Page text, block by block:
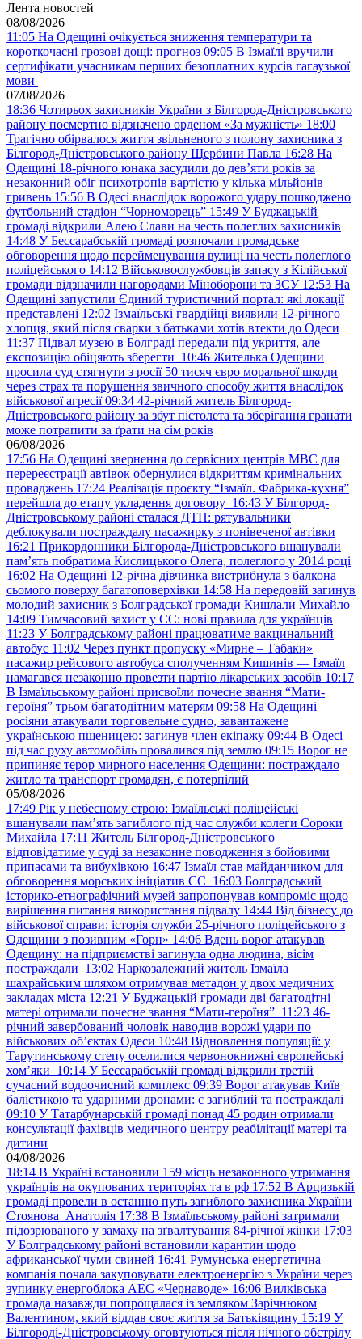
Лента новостей
08/08/2026
11:05 На Одещині очікується зниження температури та
короткочасні грозові дощі: прогноз 09:05 В Ізмаїлі вручили
сертифікати учасникам перших безоплатних курсів гагаузької
мови
07/08/2026
18:36 Чотирьох захисників України з Білгород-Дністровського
району посмертно відзначено орденом «За мужність» 18:00
Трагічно обірвалося життя звільненого з полону захисника з
Білгород-Дністровського району Щербини Павла 16:28 На
Одещині 18-річного юнака засудили до дев’яти років за
незаконний обіг психотропів вартістю у кілька мільйонів
гривень 15:56 В Одесі внаслідок ворожого удару пошкоджено
футбольний стадіон “Чорноморець” 15:49 У Буджацькій
громаді відкрили Алею Слави на честь полеглих захисників
14:48 У Бессарабській громаді розпочали громадське
обговорення щодо перейменування вулиці на честь полеглого
поліцейського 14:12 Військовослужбовців запасу з Кілійської
громади відзначили нагородами Міноборони та ЗСУ 12:53 На
Одещині запустили Єдиний туристичний портал: які локації
представлені 12:02 Ізмаїльські гвардійці виявили 12-річного
хлопця, який після сварки з батьками хотів втекти до Одеси
11:37 Підвал музею в Болграді передали під укриття, але
експозицію обіцяють зберегти 10:46 Жителька Одещини
просила суд стягнути з росії 50 тисяч євро моральної шкоди
через страх та порушення звичного способу життя внаслідок
військової агресії 09:34 42-річний житель Білгород-
Дністровського району за збут пістолета та зберігання гранати
може потрапити за ґрати на сім років
06/08/2026
17:56 На Одещині звернення до сервісних центрів МВС для
перереєстрації автівок обернулися відкриттям кримінальних
проваджень 17:24 Реалізація проєкту “Ізмаїл. Фабрика-кухня”
перейшла до етапу укладення договору 16:43 У Білгород-
Дністровському районі сталася ДТП: рятувальники
деблокували постраждалу пасажирку з понівеченої автівки
16:21 Прикордонники Білгорода-Дністровського вшанували
пам’ять побратима Кислицького Олега, полеглого у 2014 році
16:02 На Одещині 12-річна дівчинка вистрибнула з балкона
сьомого поверху багатоповерхівки 14:58 На передовій загинув
молодий захисник з Болградської громади Кишлали Михайло
14:09 Тимчасовий захист у ЄС: нові правила для українців
11:23 У Болградському районі працюватиме вакцинальний
автобус 11:02 Через пункт пропуску «Мирне – Табаки»
пасажир рейсового автобуса сполученням Кишинів — Ізмаїл
намагався незаконно провезти партію лікарських засобів 10:17
В Ізмаїльському районі присвоїли почесне звання “Мати-
героїня” трьом багатодітним матерям 09:58 На Одещині
росіяни атакували торговельне судно, завантажене
українською пшеницею: загинув член екіпажу 09:44 В Одесі
під час руху автомобіль провалився під землю 09:15 Ворог не
припиняє терор мирного населення Одещини: постраждало
житло та транспорт громадян, є потерпілий
05/08/2026
17:49 Рік у небесному строю: Ізмаїльські поліцейські
вшанували пам’ять загиблого під час служби колеги Сороки
Михайла 17:11 Житель Білгород-Дністровського
відповідатиме у суді за незаконне поводження з бойовими
припасами та вибухівкою 16:47 Ізмаїл став майданчиком для
обговорення морських ініціатив ЄС 16:03 Болградський
історико-етнографічний музей запропонував компроміс щодо
вирішення питання використання підвалу 14:44 Від бізнесу до
військової справи: історія служби 25-річного поліцейського з
Одещини з позивним «Горн» 14:06 Вдень ворог атакував
Одещину: на підприємстві загинула одна людина, вісім
постраждали 13:02 Наркозалежний житель Ізмаїла
шахрайським шляхом отримував метадон у двох медичних
закладах міста 12:21 У Буджацькій громади дві багатодітні
матері отримали почесне звання “Мати-героїня” 11:23 46-
річний завербований чоловік наводив ворожі удари по
військових обʼєктах Одеси 10:48 Відновлення популяції: у
Тарутинському степу оселилися червонокнижні європейські
хом’яки 10:14 У Бессарабській громаді відкрили третій
сучасний водоочисний комплекс 09:39 Ворог атакував Київ
балістикою та ударними дронами: є загиблий та постраждалі
09:10 У Татарбунарській громаді понад 45 родин отримали
консультації фахівців медичного центру реабілітації матері та
дитини
04/08/2026
18:14 В Україні встановили 159 місць незаконного утримання
українців на окупованих територіях та в рф 17:52 В Арцизькій
громаді провели в останню путь загиблого захисника України
Стоянова Анатолія 17:38 В Ізмаїльському районі затримали
підозрюваного у замаху на зґвалтування 84-річної жінки 17:03
У Болградському районі встановили карантин щодо
африканської чуми свиней 16:41 Румунська енергетична
компанія почала закуповувати електроенергію з України через
зупинку енергоблока АЕС «Чернаводе» 16:06 Вилківська
громада назавжди попрощалася із земляком Зарічнюком
Валентином, який віддав своє життя за Батьківщину 15:19 У
Білгороді-Дністровському оговтуються після нічного обстрілу